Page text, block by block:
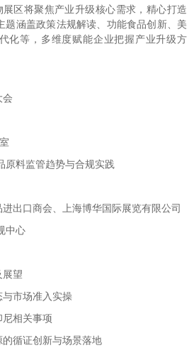
区将聚焦产业升级核心需求，精心打造
题涵盖政策法规解读、功能食品创新、美
化等，多维度赋能企业把握产业升级方
原料监管趋势与合规实践
出口商会、上海博华国际展览有限公司
中心
望
市场准入实操
相关事项
循证创新与场景落地